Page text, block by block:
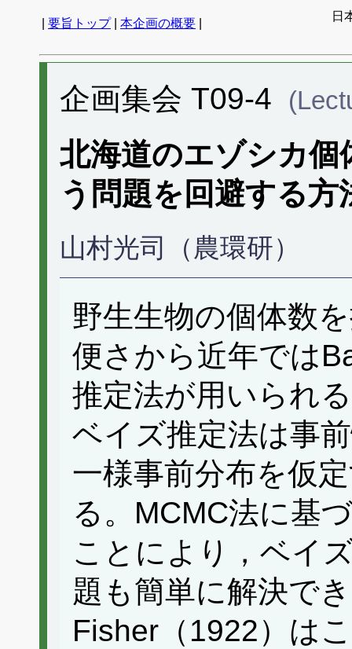
要旨トップ| 本企画の概要
日
企画集会 T09-4
北海道のエゾシカ個
う問題を回避する方
山村光司（農環研）
野生生物の個体数
便さから近年では
推定法が用いられ
ベイズ推定法は事
一様事前分布を仮
る。MCMC法に基
ことにより，ベイ
題も簡単に解決で
Fisher（1922）は